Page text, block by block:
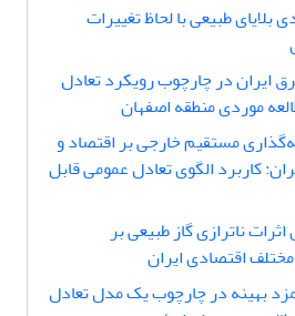
بلایای طبیعی با لحاظ تغییرات
ایران در چارچوب رویکرد تعادل
مستقیم خارجی بر اقتصاد و
کاربرد الگوی تعادل عمومی قابل
ناترازی گاز طبیعی بر
اقتصادی ایران
بهینه در چارچوب یک مدل تعادل